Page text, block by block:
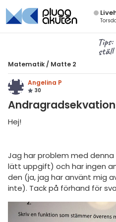
Matematik / Matte 2
Angelina P
30
Hej!
Jag har problem med
lätt uppgift) och har ingen
den (ja, jag har använt mig
inte). Tack på förhand för
Alla trådar
7
2
3
4
& Bygg
språk